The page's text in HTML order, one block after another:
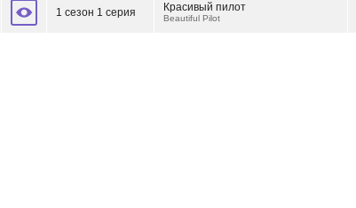
1 сезон 1 серия Красивый пилот
Beautiful Pilot